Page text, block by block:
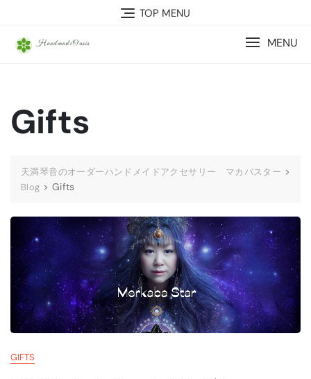
content
TOP MENU
MENU
Gifts
天満琴音のオーダーハンドメイドアクセサリー マカバスター >
Blog > Gifts
GIFTS